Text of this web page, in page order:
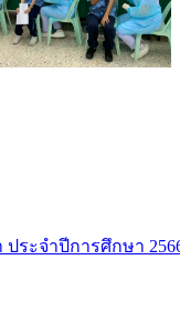
กษา
ษา
ะจำปีการศึกษา 2566